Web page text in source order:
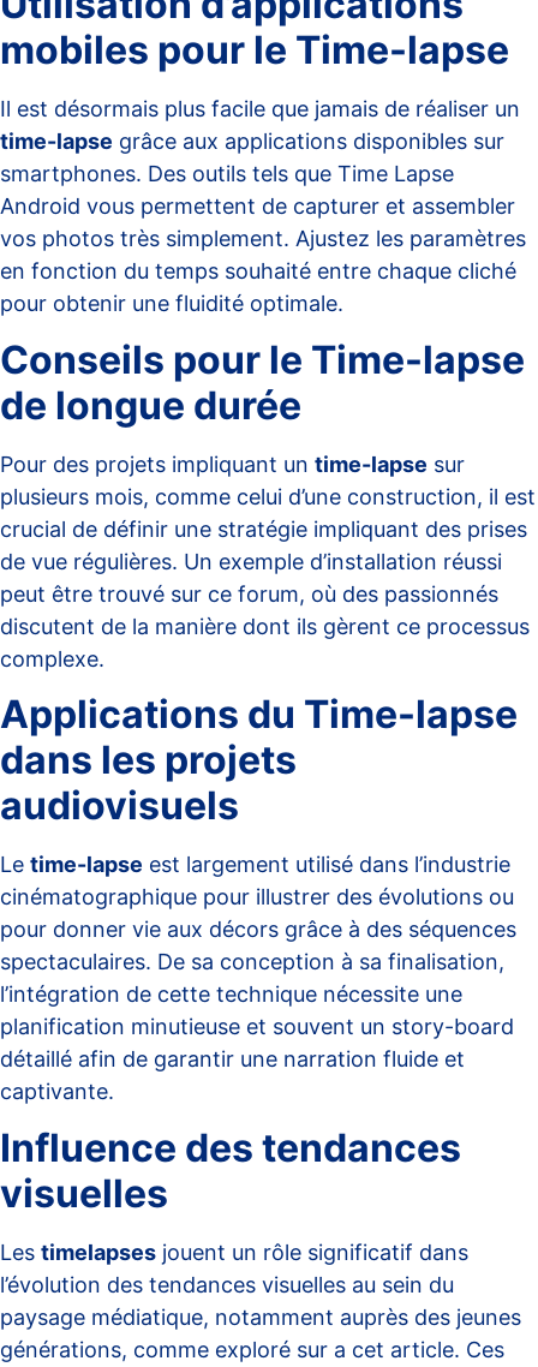
mobiles pour le Time-lapse
Il est désormais plus facile que jamais de réaliser un
time-lapse grâce aux applications disponibles sur
smartphones. Des outils tels que Time Lapse
Android vous permettent de capturer et assembler
vos photos très simplement. Ajustez les paramètres
en fonction du temps souhaité entre chaque cliché
pour obtenir une fluidité optimale.
Conseils pour le Time-lapse
de longue durée
Pour des projets impliquant un time-lapse sur
plusieurs mois, comme celui d’une construction, il est
crucial de définir une stratégie impliquant des prises
de vue régulières. Un exemple d’installation réussi
peut être trouvé sur ce forum, où des passionnés
discutent de la manière dont ils gèrent ce processus
complexe.
Applications du Time-lapse
dans les projets
audiovisuels
Le time-lapse est largement utilisé dans l’industrie
cinématographique pour illustrer des évolutions ou
pour donner vie aux décors grâce à des séquences
spectaculaires. De sa conception à sa finalisation,
l’intégration de cette technique nécessite une
planification minutieuse et souvent un story-board
détaillé afin de garantir une narration fluide et
captivante.
Influence des tendances
visuelles
Les timelapses jouent un rôle significatif dans
l’évolution des tendances visuelles au sein du
paysage médiatique, notamment auprès des jeunes
générations, comme exploré sur a cet article. Ces